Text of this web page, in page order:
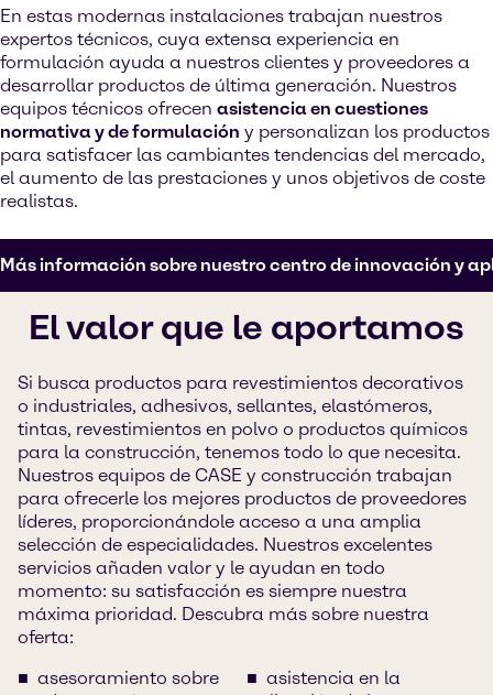
En estas modernas instalaciones trabajan nuestros
expertos técnicos, cuya extensa experiencia en
formulación ayuda a nuestros clientes y proveedores a
desarrollar productos de última generación. Nuestros
equipos técnicos ofrecen asistencia en cuestiones
normativa y de formulación y personalizan los productos
para satisfacer las cambiantes tendencias del mercado,
el aumento de las prestaciones y unos objetivos de coste
realistas.
Más información sobre nuestro centro de innovación y
El valor que le aportamos
Si busca productos para revestimientos decorativos
o industriales, adhesivos, sellantes, elastómeros,
tintas, revestimientos en polvo o productos químicos
para la construcción, tenemos todo lo que necesita.
Nuestros equipos de CASE y construcción trabajan
para ofrecerle los mejores productos de proveedores
líderes, proporcionándole acceso a una amplia
selección de especialidades. Nuestros excelentes
servicios añaden valor y le ayudan en todo
momento: su satisfacción es siempre nuestra
máxima prioridad. Descubra más sobre nuestra
oferta:
asesoramiento sobre
asistencia en la